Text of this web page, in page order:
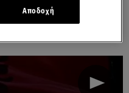
Λευκωσίας ο
Αποδοχή